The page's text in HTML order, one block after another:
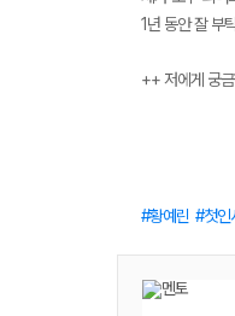
1년 동안 잘 부
++ 저에게 궁
황예린 첫인